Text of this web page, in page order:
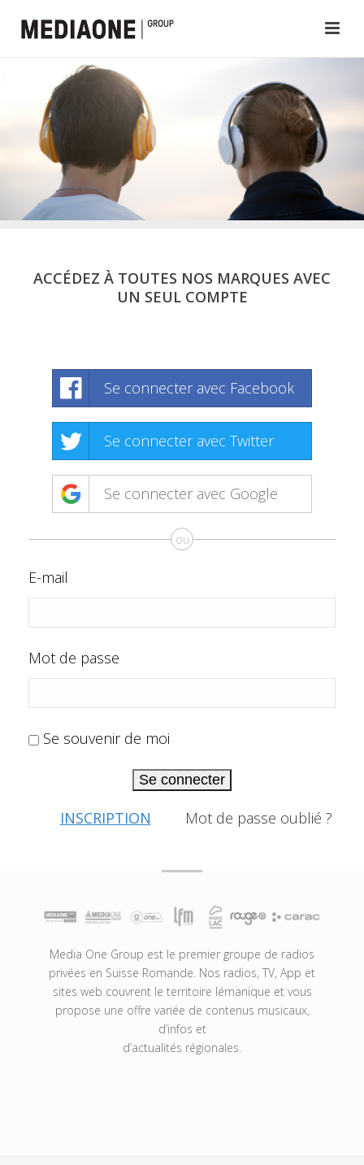
ACCÉDEZ À TOUTES NOS MARQUES AVEC
UN SEUL COMPTE
Se connecter avec Facebook
Se connecter avec Twitter
Se connecter avec Google
ou
E-mail
Mot de passe
Se souvenir de moi
Se connecter
INSCRIPTION Mot de passe oublié ?
Media One Group est le premier groupe de radios
privées en Suisse Romande. Nos radios, TV, App et
sites web couvrent le territoire lémanique et vous
propose une offre variée de contenus musicaux,
d’infos et
d’actualités régionales.